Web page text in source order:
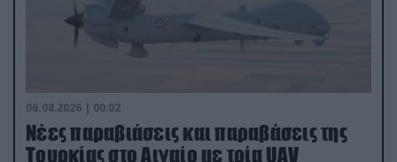
06.08.2026 | 00:02
Νέες παραβιάσεις και παραβάσεις της
Τουρκίας στο Αιγαίο με τρία UAV